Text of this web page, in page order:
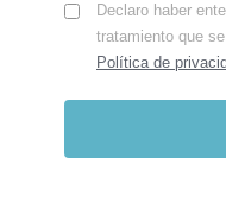
Declaro haber
tratamiento que
Política de